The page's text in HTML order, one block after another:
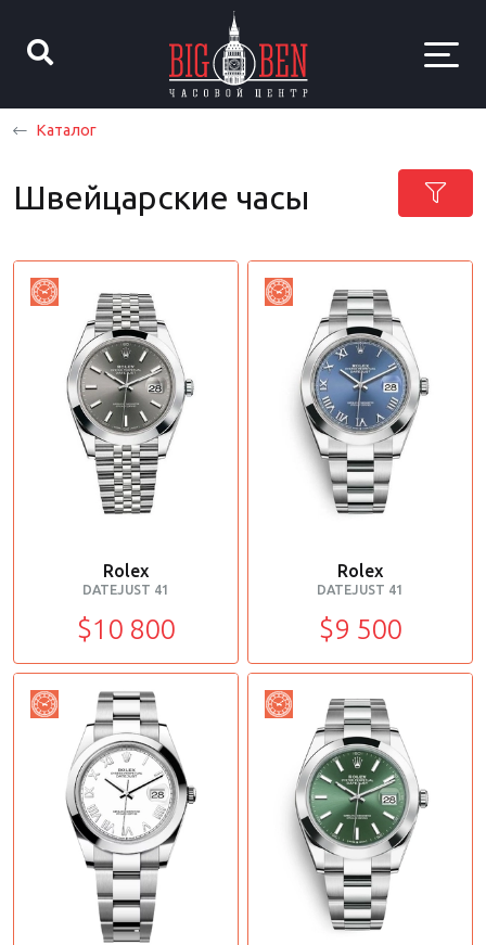
Каталог
Швейцарские часы
Rolex
DATEJUST 41
$10 800
Rolex
DATEJUST 41
$9 500